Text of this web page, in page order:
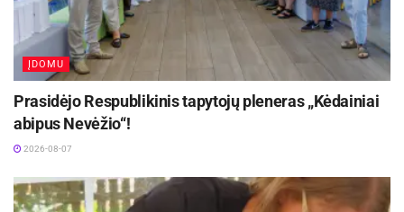
ĮDOMU
Prasidėjo Respublikinis tapytojų pleneras „Kėdainiai
abipus Nevėžio“!
2026-08-07